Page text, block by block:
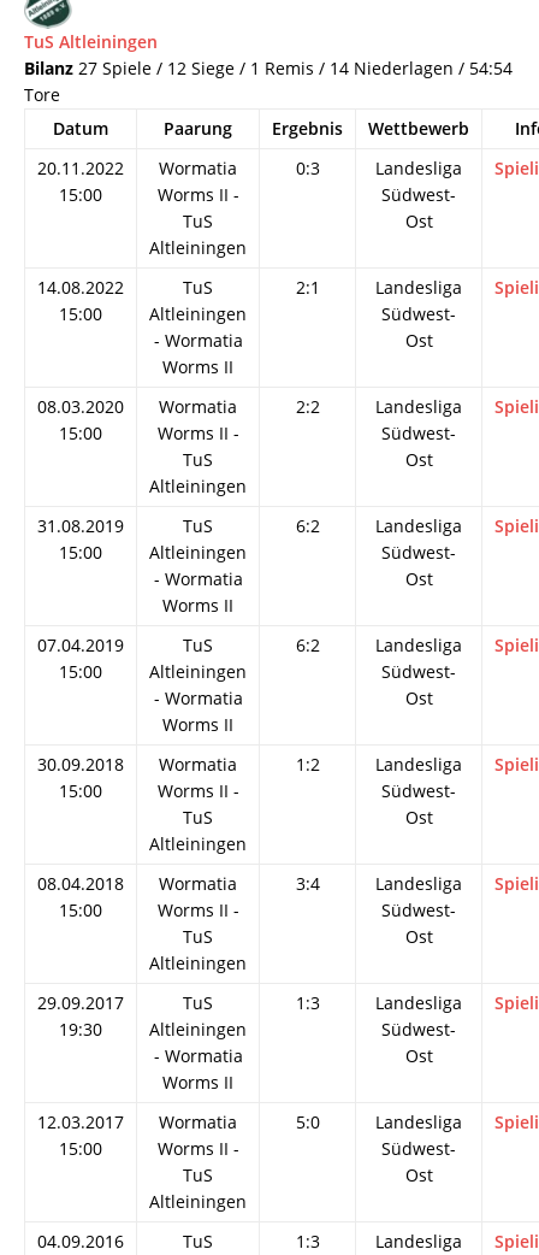
TuS Altleiningen
Bilanz 27 Spiele / 12 Siege / 1 Remis / 14 Niederlagen / 54:54
Tore
Datum
Paarung Ergebnis Wettbewerb
20.11.2022
15:00
Wormatia
Worms II -
TuS
Altleiningen
0:3
Landesliga
Südwest-
Ost
14.08.2022
15:00
TuS
Altleiningen
- Wormatia
Worms II
2:1
Landesliga
Südwest-
Ost
08.03.2020
15:00
Wormatia
Worms II -
TuS
Altleiningen
2:2
Landesliga
Südwest-
Ost
31.08.2019
15:00
TuS
Altleiningen
- Wormatia
Worms II
6:2
Landesliga
Südwest-
Ost
07.04.2019
15:00
TuS
Altleiningen
- Wormatia
Worms II
6:2
Landesliga
Südwest-
Ost
30.09.2018
15:00
Wormatia
Worms II -
TuS
Altleiningen
1:2
Landesliga
Südwest-
Ost
08.04.2018
15:00
Wormatia
Worms II -
TuS
Altleiningen
3:4
Landesliga
Südwest-
Ost
29.09.2017
19:30
TuS
Altleiningen
- Wormatia
Worms II
1:3
Landesliga
Südwest-
Ost
12.03.2017
15:00
Wormatia
Worms II -
TuS
Altleiningen
5:0
Landesliga
Südwest-
Ost
04.09.2016
TuS
1:3
Landesliga